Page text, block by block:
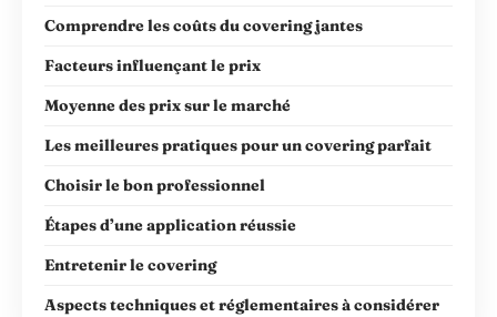
Comprendre les coûts du covering jantes
Facteurs influençant le prix
Moyenne des prix sur le marché
Les meilleures pratiques pour un covering parfait
Choisir le bon professionnel
Étapes d’une application réussie
Entretenir le covering
Aspects techniques et réglementaires à considérer